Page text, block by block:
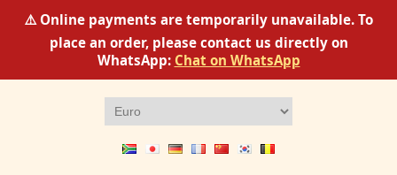
⚠️ Online payments are temporarily unavailable. To
place an order, please contact us directly on
WhatsApp: Chat on WhatsApp